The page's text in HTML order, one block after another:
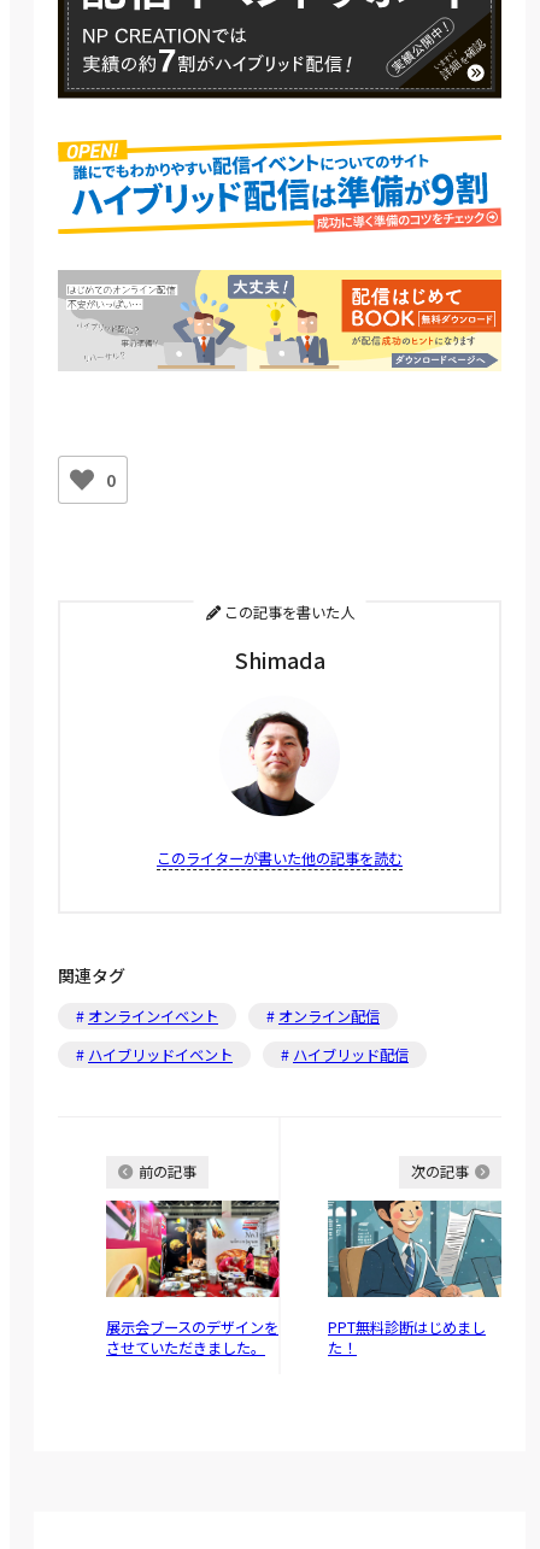
0
この記事を書いた人
Shimada
このライターが書いた他の記事を読む
関連タグ
オンラインイベント
オンライン配信
ハイブリッドイベント
ハイブリッド配信
前の記事
展示会ブースのデザインを
させていただきました。
次の記事
PPT無料診断はじめまし
た！